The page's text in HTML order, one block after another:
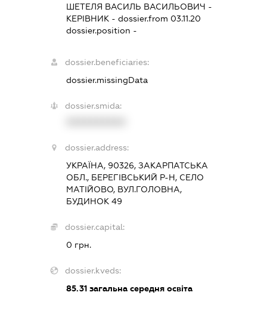
ШЕТЕЛЯ ВАСИЛЬ ВАСИЛЬОВИЧ -
КЕРІВНИК - dossier.from 03.11.20
dossier.position -
dossier.beneficiaries:
dossier.missingData
dossier.smida:
dossier.address:
УКРАЇНА, 90326, ЗАКАРПАТСЬКА
ОБЛ., БЕРЕГІВСЬКИЙ Р-Н, СЕЛО
МАТІЙОВО, ВУЛ.ГОЛОВНА,
БУДИНОК 49
dossier.capital:
0 грн.
dossier.kveds:
85.31загальна середня освіта